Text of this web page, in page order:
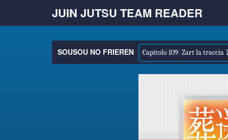
JUIN JUTSU TEAM READER
SOUSOU NO FRIEREN Capitolo 109: Zart la traccia